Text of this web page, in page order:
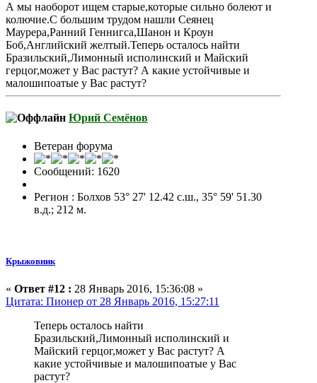
А мы наоборот ищем старые,которые сильно болеют и
колючие.С большим трудом нашли Сеянец
Маурера,Ранний Геннигса,Шанон и Кроун
Боб,Английский желтый.Теперь осталось найти
Бразильский,Лимонный исполинский и Майский
герцог,может у Вас растут? А какие устойчивые и
малошипоатые у Вас растут?
Юрий Семёнов
Ветеран форума
Сообщений: 1620
Регион : Болхов 53° 27' 12.42 с.ш., 35° 59' 51.30
в.д.; 212 м.
Крыжовник
« Ответ #12 : 28 Январь 2016, 15:36:08 »
Цитата: Пионер от 28 Январь 2016, 15:27:11
Теперь осталось найти
Бразильский,Лимонный исполинский и
Майский герцог,может у Вас растут? А
какие устойчивые и малошипоатые у Вас
растут?